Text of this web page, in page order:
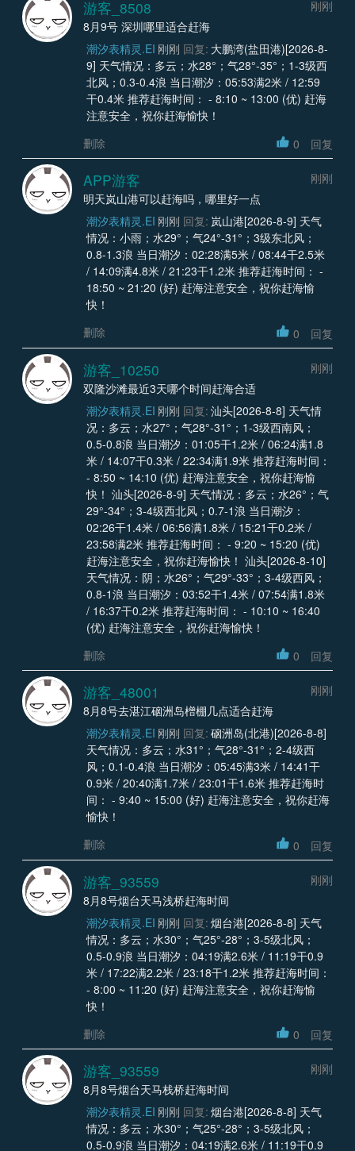
游客_8508
刚刚
8月9号 深圳哪里适合赶海
潮汐表精灵.EI 刚刚 回复: 大鹏湾(盐田港)[2026-8-
9] 天气情况：多云；水28°；气28°-35°；1-3级西
北风；0.3-0.4浪 当日潮汐：05:53满2米 / 12:59
干0.4米 推荐赶海时间： - 8:10 ~ 13:00 (优) 赶海
注意安全，祝你赶海愉快！
删除
0 回复
APP游客
刚刚
明天岚山港可以赶海吗，哪里好一点
潮汐表精灵.EI 刚刚 回复: 岚山港[2026-8-9] 天气
情况：小雨；水29°；气24°-31°；3级东北风；
0.8-1.3浪 当日潮汐：02:28满5米 / 08:44干2.5米
/ 14:09满4.8米 / 21:23干1.2米 推荐赶海时间： -
18:50 ~ 21:20 (好) 赶海注意安全，祝你赶海愉
快！
删除
0 回复
游客_10250
刚刚
双隆沙滩最近3天哪个时间赶海合适
潮汐表精灵.EI 刚刚 回复: 汕头[2026-8-8] 天气情
况：多云；水27°；气28°-31°；1-3级西南风；
0.5-0.8浪 当日潮汐：01:05干1.2米 / 06:24满1.8
米 / 14:07干0.3米 / 22:34满1.9米 推荐赶海时间：
- 8:50 ~ 14:10 (优) 赶海注意安全，祝你赶海愉
快！ 汕头[2026-8-9] 天气情况：多云；水26°；气
29°-34°；3-4级西北风；0.7-1浪 当日潮汐：
02:26干1.4米 / 06:56满1.8米 / 15:21干0.2米 /
23:58满2米 推荐赶海时间： - 9:20 ~ 15:20 (优)
赶海注意安全，祝你赶海愉快！ 汕头[2026-8-10]
天气情况：阴；水26°；气29°-33°；3-4级西风；
0.8-1浪 当日潮汐：03:52干1.4米 / 07:54满1.8米
/ 16:37干0.2米 推荐赶海时间： - 10:10 ~ 16:40
(优) 赶海注意安全，祝你赶海愉快！
删除
0 回复
游客_48001
刚刚
8月8号去湛江硇洲岛橧棚几点适合赶海
潮汐表精灵.EI 刚刚 回复: 硇洲岛(北港)[2026-8-8]
天气情况：多云；水31°；气28°-31°；2-4级西
风；0.1-0.4浪 当日潮汐：05:45满3米 / 14:41干
0.9米 / 20:40满1.7米 / 23:01干1.6米 推荐赶海时
间： - 9:40 ~ 15:00 (好) 赶海注意安全，祝你赶海
愉快！
删除
0 回复
游客_93559
刚刚
8月8号烟台天马浅桥赶海时间
潮汐表精灵.EI 刚刚 回复: 烟台港[2026-8-8] 天气
情况：多云；水30°；气25°-28°；3-5级北风；
0.5-0.9浪 当日潮汐：04:19满2.6米 / 11:19干0.9
米 / 17:22满2.2米 / 23:18干1.2米 推荐赶海时间：
- 8:00 ~ 11:20 (好) 赶海注意安全，祝你赶海愉
快！
删除
0 回复
游客_93559
刚刚
8月8号烟台天马栈桥赶海时间
潮汐表精灵.EI 刚刚 回复: 烟台港[2026-8-8] 天气
情况：多云；水30°；气25°-28°；3-5级北风；
0.5-0.9浪 当日潮汐：04:19满2.6米 / 11:19干0.9